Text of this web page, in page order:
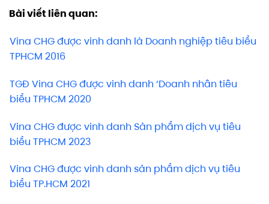
Bài viết liên quan:
Vina CHG được vinh danh là Doanh nghiệp tiêu biểu
TPHCM 2016
TGĐ Vina CHG được vinh danh ‘Doanh nhân tiêu
biểu TPHCM 2020
Vina CHG được vinh danh Sản phẩm dịch vụ tiêu
biểu TPHCM 2023
Vina CHG được vinh danh sản phẩm dịch vụ tiêu
biểu TP.HCM 2021